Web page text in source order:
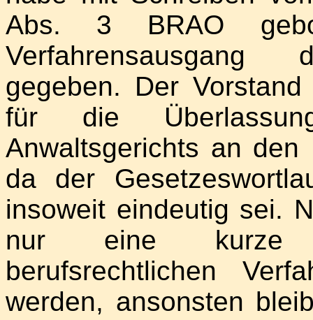
Abs. 3 BRAO
Verfahrensausgang
gegeben. Der
für die
Anwaltsgerichts an den
da der
insoweit eindeutig sei.
nur eine kurze
berufsrechtlichen
werden, ansonsten